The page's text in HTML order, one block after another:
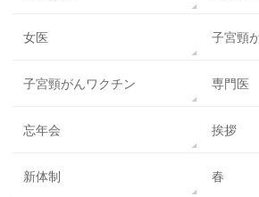
女医 子宮頸
子宮頸がんワクチン 専門医
忘年会 挨拶
新体制 春